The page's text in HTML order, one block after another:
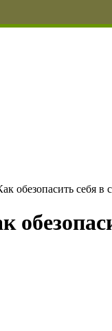
обезопасить себя в